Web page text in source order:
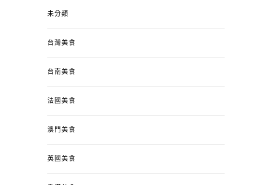
未分類
台灣美食
台南美食
法國美食
澳門美食
英國美食